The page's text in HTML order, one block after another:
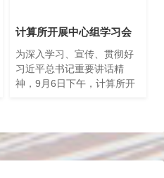
计算所开展中心组学习会
为深入学习、宣传、贯彻好
习近平总书记重要讲话精
神，9月6日下午，计算所开
重要讲话精神，迎接党的二
十大”专题研讨班上的讲话和